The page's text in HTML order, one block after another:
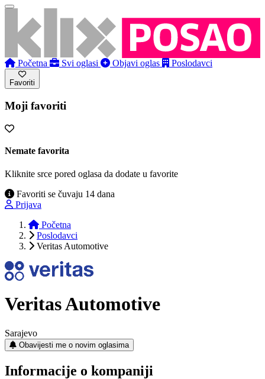
Početna Svi oglasi Objavi oglas Poslodavci
Favoriti
Moji favoriti
Nemate favorita
Kliknite srce pored oglasa da dodate u favorite
Favoriti se čuvaju 14 dana
Prijava
Početna
Poslodavci
Veritas Automotive
Veritas Automotive
Sarajevo
Obavijesti me o novim oglasima
Informacije o kompaniji